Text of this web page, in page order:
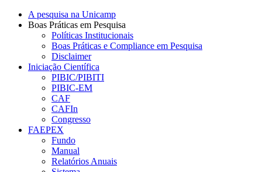
A pesquisa na Unicamp
Boas Práticas em Pesquisa
Políticas Institucionais
Boas Práticas e Compliance em Pesquisa
Disclaimer
Iniciação Científica
PIBIC/PIBITI
PIBIC-EM
CAF
CAFIn
Congresso
FAEPEX
Fundo
Manual
Relatórios Anuais